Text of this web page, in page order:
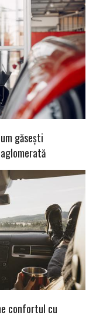
găsești
confortul cu